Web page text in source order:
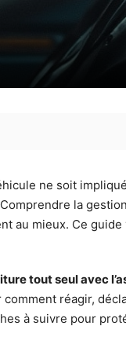
ne soit
la
au mieux. Ce
tout seul avec
réagir,
à suivre pour